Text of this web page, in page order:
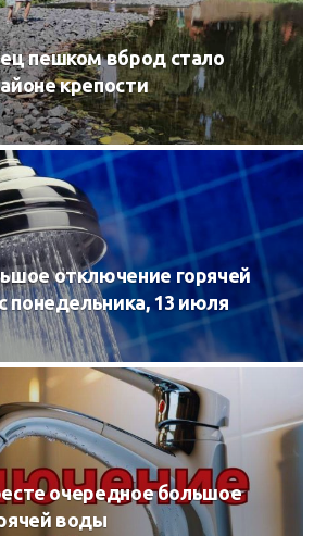
пешком вброд стало
крепости
отключение горячей
понедельника, 13 июля
очередное большое
воды